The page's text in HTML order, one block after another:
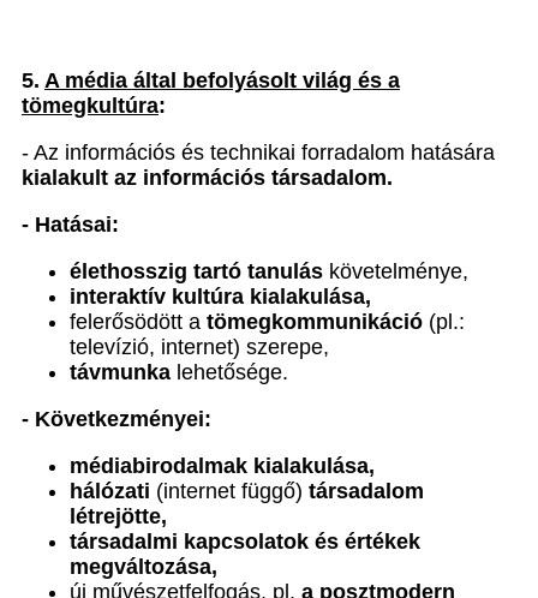
5. A média által befolyásolt világ és a
tömegkultúra:
- Az információs és technikai forradalom hatására
kialakult az információs társadalom.
- Hatásai:
élethosszig tartó tanulás követelménye,
interaktív kultúra kialakulása,
felerősödött a tömegkommunikáció (pl.:
televízió, internet) szerepe,
távmunka lehetősége.
- Következményei:
médiabirodalmak kialakulása,
hálózati (internet függő) társadalom
létrejötte,
társadalmi kapcsolatok és értékek
megváltozása,
új művészetfelfogás, pl. a posztmodern